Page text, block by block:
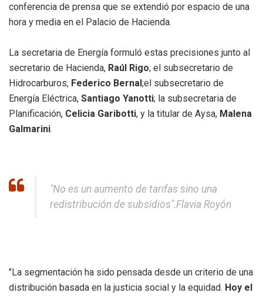
conferencia de prensa que se extendió por espacio de una
hora y media en el Palacio de Hacienda.
La secretaria de Energía formuló estas precisiones junto al
secretario de Hacienda, Raúl Rigo; el subsecretario de
Hidrocarburos, Federico Bernal;el subsecretario de
Energía Eléctrica, Santiago Yanotti; la subsecretaria de
Planificación, Celicia Garibotti, y la titular de Aysa, Malena
Galmarini.
"No es un aumento de tarifas sino una
redistribución de subsidios".Flavia Royón
"La segmentación ha sido pensada desde un criterio de una
distribución basada en la justicia social y la equidad. Hoy el